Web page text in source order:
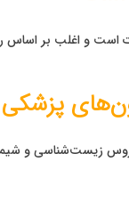
است و اغلب بر
زیست‌شناسی و